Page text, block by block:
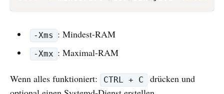
-Xms : Mindest-RAM
-Xmx : Maximal-RAM
Wenn alles funktioniert: CTRL + C
drücken und